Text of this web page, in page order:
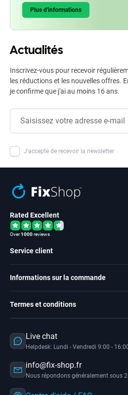
Plus d'informations
Actualités
Inscrivez-vous pour recevoir
les réductions et les nouvelles offres.
je confirme que j'ai au moins 16 ans.
J'accepte de recevoir la newsletter
Rated Excellent
Over1000reviews
Service client
Informations sur la commande
Termes et conditions
Live chat
Helpdesk: Lundi - Vendredi 9:00 -
info@fix-shop.fr
Nous répondons généralement sous